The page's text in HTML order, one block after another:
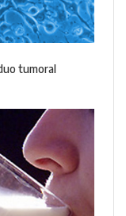
tumoral